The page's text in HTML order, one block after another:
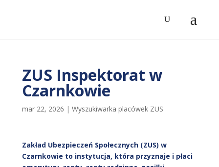
ZUS Inspektorat w
Czarnkowie
mar 22, 2026 | Wyszukiwarka placówek ZUS
Zakład Ubezpieczeń Społecznych (ZUS) w
Czarnkowie to instytucja, która przyznaje i płaci